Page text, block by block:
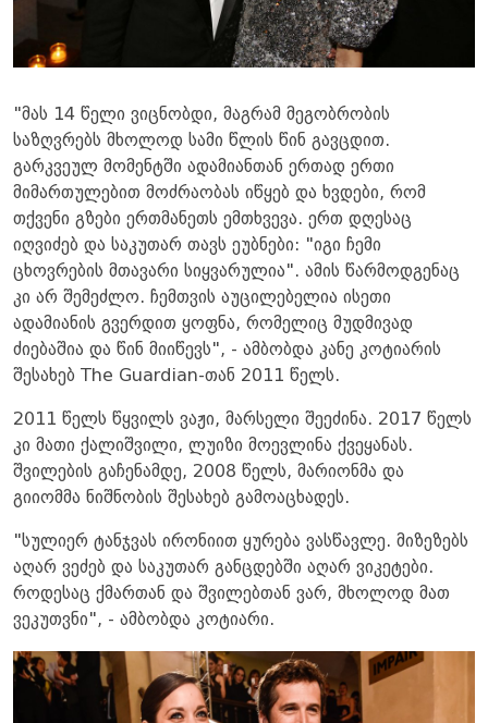
"მას 14 წელი ვიცნობდი, მაგრამ მეგობრობის
საზღვრებს მხოლოდ სამი წლის წინ გავცდით.
გარკვეულ მომენტში ადამიანთან ერთად ერთი
მიმართულებით მოძრაობას იწყებ და ხვდები, რომ
თქვენი გზები ერთმანეთს ემთხვევა. ერთ დღესაც
იღვიძებ და საკუთარ თავს ეუბნები: "იგი ჩემი
ცხოვრების მთავარი სიყვარულია". ამის წარმოდგენაც
კი არ შემეძლო. ჩემთვის აუცილებელია ისეთი
ადამიანის გვერდით ყოფნა, რომელიც მუდმივად
ძიებაშია და წინ მიიწევს", - ამბობდა კანე კოტიარის
შესახებ The Guardian-თან 2011 წელს.
2011 წელს წყვილს ვაჟი, მარსელი შეეძინა. 2017 წელს
კი მათი ქალიშვილი, ლუიზი მოევლინა ქვეყანას.
შვილების გაჩენამდე, 2008 წელს, მარიონმა და
გიიომმა ნიშნობის შესახებ გამოაცხადეს.
"სულიერ ტანჯვას ირონიით ყურება ვასწავლე. მიზეზებს
აღარ ვეძებ და საკუთარ განცდებში აღარ ვიკეტები.
როდესაც ქმართან და შვილებთან ვარ, მხოლოდ მათ
ვეკუთვნი", - ამბობდა კოტიარი.